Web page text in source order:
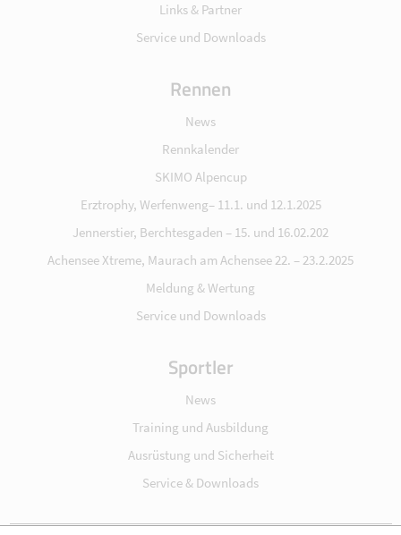
Links & Partner
Service und Downloads
Rennen
News
Rennkalender
SKIMO Alpencup
Erztrophy, Werfenweng– 11.1. und 12.1.2025
Jennerstier, Berchtesgaden – 15. und 16.02.202
Achensee Xtreme, Maurach am Achensee 22. – 23.2.2025
Meldung & Wertung
Service und Downloads
Sportler
News
Training und Ausbildung
Ausrüstung und Sicherheit
Service & Downloads